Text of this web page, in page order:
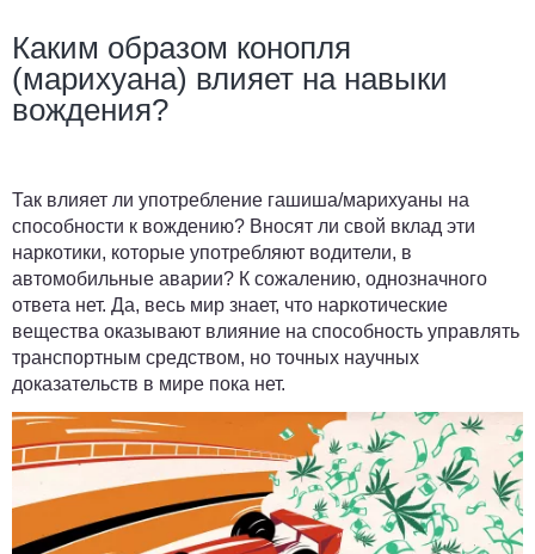
Каким образом конопля
(марихуана) влияет на навыки
вождения?
Так влияет ли употребление гашиша/марихуаны на
способности к вождению? Вносят ли свой вклад эти
наркотики, которые употребляют водители, в
автомобильные аварии? К сожалению, однозначного
ответа нет. Да, весь мир знает, что наркотические
вещества оказывают влияние на способность управлять
транспортным средством, но точных научных
доказательств в мире пока нет.